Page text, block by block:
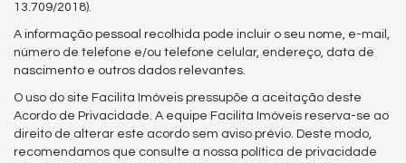
13.709/2018).
A informação pessoal recolhida pode incluir o seu nome, e-mail,
número de telefone e/ou telefone celular, endereço, data de
nascimento e outros dados relevantes.
O uso do site Facilita Imóveis pressupõe a aceitação deste
Acordo de Privacidade. A equipe Facilita Imóveis reserva-se ao
direito de alterar este acordo sem aviso prévio. Deste modo,
recomendamos que consulte a nossa política de privacidade